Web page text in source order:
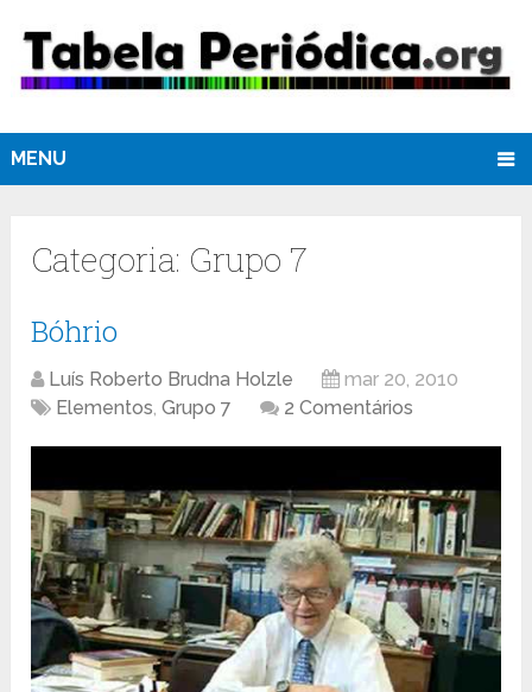
MENU
Categoria: Grupo 7
Bóhrio
Luís Roberto Brudna Holzle
mar 20, 2010
Elementos,Grupo 7 2 Comentários